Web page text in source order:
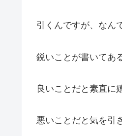
引くんですが、なん
鋭いことが書いてあ
良いことだと素直に
悪いことだと気を引